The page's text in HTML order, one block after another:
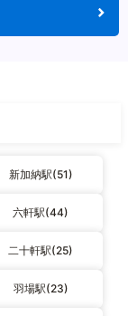
新加納駅(51)
六軒駅(44)
二十軒駅(25)
羽場駅(23)